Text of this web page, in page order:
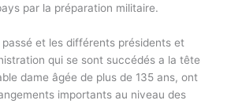
par la préparation militaire.
et les différents présidents et
qui se sont succédés a la tête
dame âgée de plus de 135 ans, ont
importants au niveau des